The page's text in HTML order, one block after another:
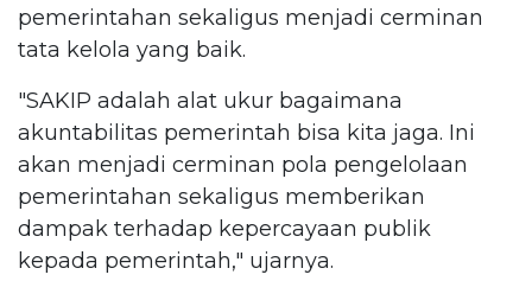
pemerintahan sekaligus menjadi cerminan
tata kelola yang baik.
"SAKIP adalah alat ukur bagaimana
akuntabilitas pemerintah bisa kita jaga. Ini
akan menjadi cerminan pola pengelolaan
pemerintahan sekaligus memberikan
dampak terhadap kepercayaan publik
kepada pemerintah," ujarnya.